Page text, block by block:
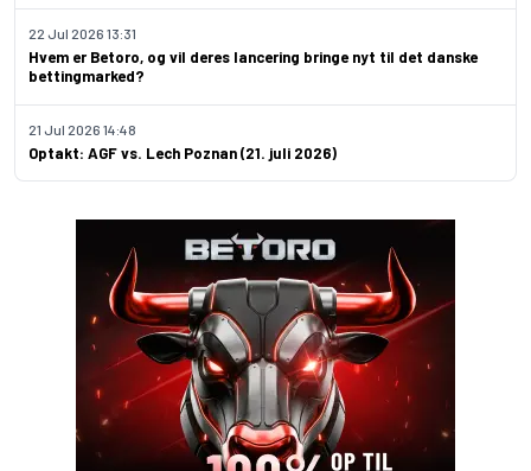
Hvem er Betoro, og vil deres lancering bringe nyt til det danske
bettingmarked?
22 Jul 2026 13:31
Optakt: AGF vs. Lech Poznan (21. juli 2026)
21 Jul 2026 14:48